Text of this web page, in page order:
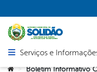
Abrir menu principal de
Serviços e
Você está aqui:
> Boletim Informativo